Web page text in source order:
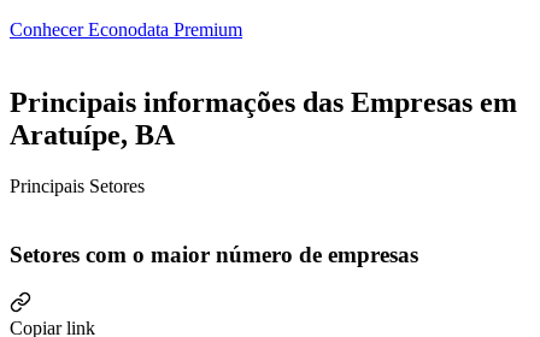
Conhecer Econodata Premium
Principais informações das Empresas em
Aratuípe, BA
Principais Setores
Setores com o maior número de empresas
Copiar link